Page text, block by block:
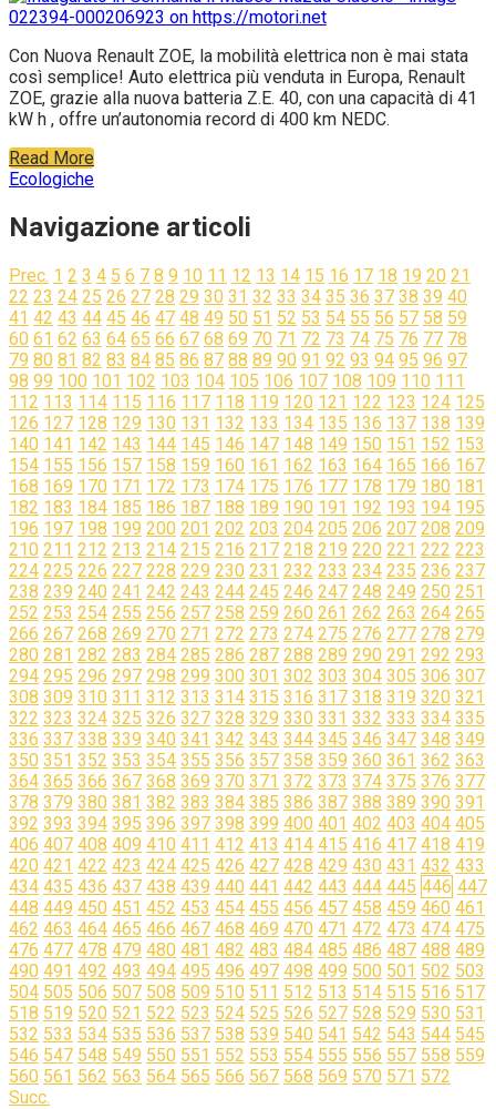
Con Nuova Renault ZOE, la mobilità elettrica non è mai stata
così semplice! Auto elettrica più venduta in Europa, Renault
ZOE, grazie alla nuova batteria Z.E. 40, con una capacità di 41
kW h , offre un’autonomia record di 400 km NEDC.
Read More
Ecologiche
Navigazione articoli
Prec. 1 2 3 4 5 6 7 8 9 10 11 12 13 14 15 16 17 18 19 20 21
22 23 24 25 26 27 28 29 30 31 32 33 34 35 36 37 38 39 40
41 42 43 44 45 46 47 48 49 50 51 52 53 54 55 56 57 58 59
60 61 62 63 64 65 66 67 68 69 70 71 72 73 74 75 76 77 78
79 80 81 82 83 84 85 86 87 88 89 90 91 92 93 94 95 96 97
98 99 100 101 102 103 104 105 106 107 108 109 110 111
112 113 114 115 116 117 118 119 120 121 122 123 124 125
126 127 128 129 130 131 132 133 134 135 136 137 138 139
140 141 142 143 144 145 146 147 148 149 150 151 152 153
154 155 156 157 158 159 160 161 162 163 164 165 166 167
168 169 170 171 172 173 174 175 176 177 178 179 180 181
182 183 184 185 186 187 188 189 190 191 192 193 194 195
196 197 198 199 200 201 202 203 204 205 206 207 208 209
210 211 212 213 214 215 216 217 218 219 220 221 222 223
224 225 226 227 228 229 230 231 232 233 234 235 236 237
238 239 240 241 242 243 244 245 246 247 248 249 250 251
252 253 254 255 256 257 258 259 260 261 262 263 264 265
266 267 268 269 270 271 272 273 274 275 276 277 278 279
280 281 282 283 284 285 286 287 288 289 290 291 292 293
294 295 296 297 298 299 300 301 302 303 304 305 306 307
308 309 310 311 312 313 314 315 316 317 318 319 320 321
322 323 324 325 326 327 328 329 330 331 332 333 334 335
336 337 338 339 340 341 342 343 344 345 346 347 348 349
350 351 352 353 354 355 356 357 358 359 360 361 362 363
364 365 366 367 368 369 370 371 372 373 374 375 376 377
378 379 380 381 382 383 384 385 386 387 388 389 390 391
392 393 394 395 396 397 398 399 400 401 402 403 404 405
406 407 408 409 410 411 412 413 414 415 416 417 418 419
420 421 422 423 424 425 426 427 428 429 430 431 432 433
434 435 436 437 438 439 440 441 442 443 444 445 446 447
448 449 450 451 452 453 454 455 456 457 458 459 460 461
462 463 464 465 466 467 468 469 470 471 472 473 474 475
476 477 478 479 480 481 482 483 484 485 486 487 488 489
490 491 492 493 494 495 496 497 498 499 500 501 502 503
504 505 506 507 508 509 510 511 512 513 514 515 516 517
518 519 520 521 522 523 524 525 526 527 528 529 530 531
532 533 534 535 536 537 538 539 540 541 542 543 544 545
546 547 548 549 550 551 552 553 554 555 556 557 558 559
560 561 562 563 564 565 566 567 568 569 570 571 572
Succ.